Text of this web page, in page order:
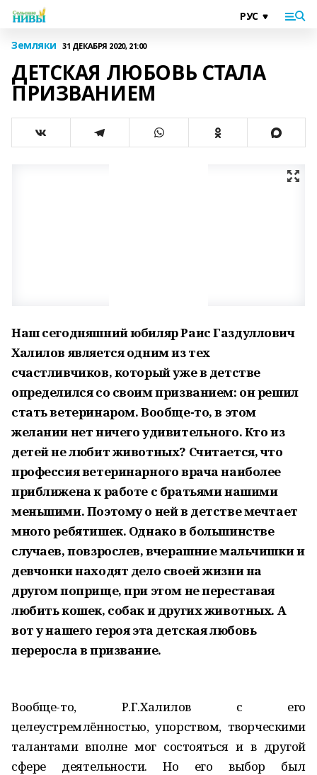
Земляки 31 ДЕКАБРЯ 2020, 21:00
ДЕТСКАЯ ЛЮБОВЬ СТАЛА
ПРИЗВАНИЕМ
Наш сегодняшний юбиляр Раис Газдуллович
Халилов является одним из тех
счастливчиков, который уже в детстве
определился со своим призванием: он решил
стать ветеринаром. Вообще-то, в этом
желании нет ничего удивительного. Кто из
детей не любит животных? Считается, что
профессия ветеринарного врача наиболее
приближена к работе с братьями нашими
меньшими. Поэтому о ней в детстве мечтает
много ребятишек. Однако в большинстве
случаев, повзрослев, вчерашние мальчишки и
девчонки находят дело своей жизни на
другом поприще, при этом не переставая
любить кошек, собак и других животных. А
вот у нашего героя эта детская любовь
переросла в призвание.
Вообще-то, Р.Г.Халилов с его
целеустремлённостью, упорством, творческими
талантами вполне мог состояться и в другой
сфере деятельности. Но его выбор был